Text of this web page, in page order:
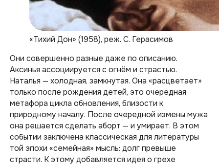
«Тихий Дон» (1958), реж. С. Герасимов
Они совершенно разные даже по описанию.
Аксинья ассоциируется с огнём и страстью.
Наталья — холодная, замкнутая. Она «расцветает»
только после рождения детей, это очередная
метафора цикла обновления, близости к
природному началу. После очередной измены мужа
она решается сделать аборт — и умирает. В этом
событии заключена классическая для литературы
той эпохи «семейная» мысль: долг превыше
страсти. К этому добавляется идея о грехе